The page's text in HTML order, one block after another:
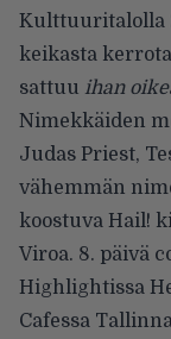
Kulttuuritalolla
keikasta
sattuu ihan
Nimekkäiden
Judas Priest,
vähemmän
koostuva Hail!
Viroa. 8. päivä
Highlightissa
Cafessa